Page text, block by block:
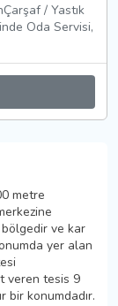
/ Yastık
Oda Servisi,
metre
bölgedir ve kar
yer alan
veren tesis 9
bir konumdadır.